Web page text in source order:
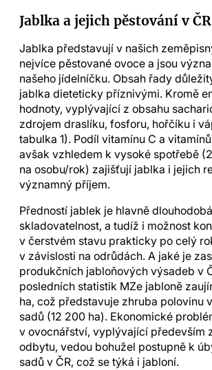
Jablka a jejich pěstování v ČR
Jablka představují v našich
nejvíce pěstované ovoce a jsou
našeho jídelníčku. Obsah řady
jablka dieteticky příznivými. Kromě
hodnoty, vyplývající z obsahu
zdrojem draslíku, fosforu, hořčíku i
tabulka 1). Podíl vitamínu C a
avšak vzhledem k vysoké spotřebě
na osobu/rok) zajišťují jablka i jejich
významný příjem.
Předností jablek je hlavně dlouhodobá
skladovatelnost, a tudíž i možnost
v čerstvém stavu prakticky po celý
v závislosti na odrůdách. A jaké je
produkčních jabloňových výsadeb v
posledních statistik MZe jabloně
ha, což představuje zhruba polovinu
sadů (12 200 ha). Ekonomické
v ovocnářství, vyplývající především
odbytu, vedou bohužel postupně k
sadů v ČR, což se týká i jabloní.